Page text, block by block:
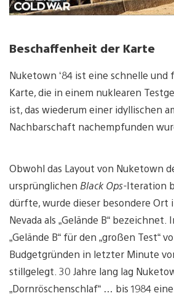
Beschaffenheit der Karte
Nuketown ‘84 ist eine schnelle und
Karte, die in einem nuklearen
ist, das wiederum einer idyllischen
Nachbarschaft nachempfunden
Obwohl das Layout von Nuketown
ursprünglichen Black Ops-Iteration
dürfte, wurde dieser besondere Ort
Nevada als „Gelände B“ bezeichnet.
„Gelände B“ für den „großen Test“
Budgetgründen in letzter Minute
stillgelegt. 30 Jahre lang lag
„Dornröschenschlaf“ … bis 1984